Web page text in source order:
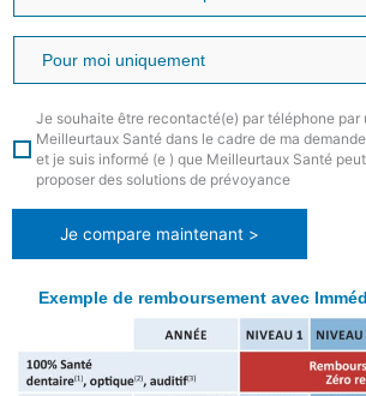
Exemple de remboursement avec
Je souhaite être recontacté(e) par téléphone par
Meilleurtaux Santé dans le cadre de ma
et je suis informé (e ) que Meilleurtaux Santé
proposer des solutions de prévoyance
Je compare maintenant >